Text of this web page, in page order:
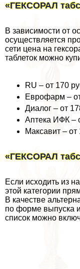
«ГЕКСОРАЛ
В зависимости от
осуществляется
сети цена на
таблеток можно
RU – от 170
Еврофарм –
Диалог – от
Аптека ИФК –
Максавит – от
«ГЕКСОРАЛ
Если исходить из
этой категории
В качестве
по форме выпуска
список можно